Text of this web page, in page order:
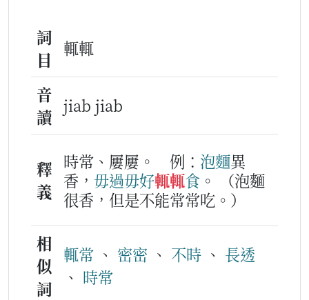
詞
目
輒輒
音
讀
jiab jiab
釋
義
時常、屢屢。 例： 泡麵異
香， 毋過毋好輒輒食 。
（泡麵
很香，但是不能常常吃。）
相
似
詞
輒常 、 密密 、 不時 、 長透
、 時常